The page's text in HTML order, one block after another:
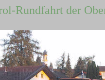
Rundfahrt der